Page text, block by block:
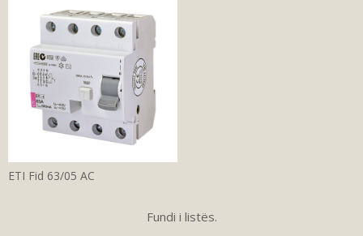
ETI Fid 63/05 AC
Fundi i listës.